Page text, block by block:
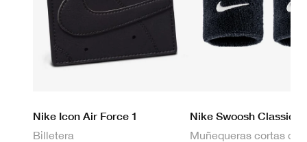
Nike Icon Air Force 1
Billetera
Nike Swoosh Classic